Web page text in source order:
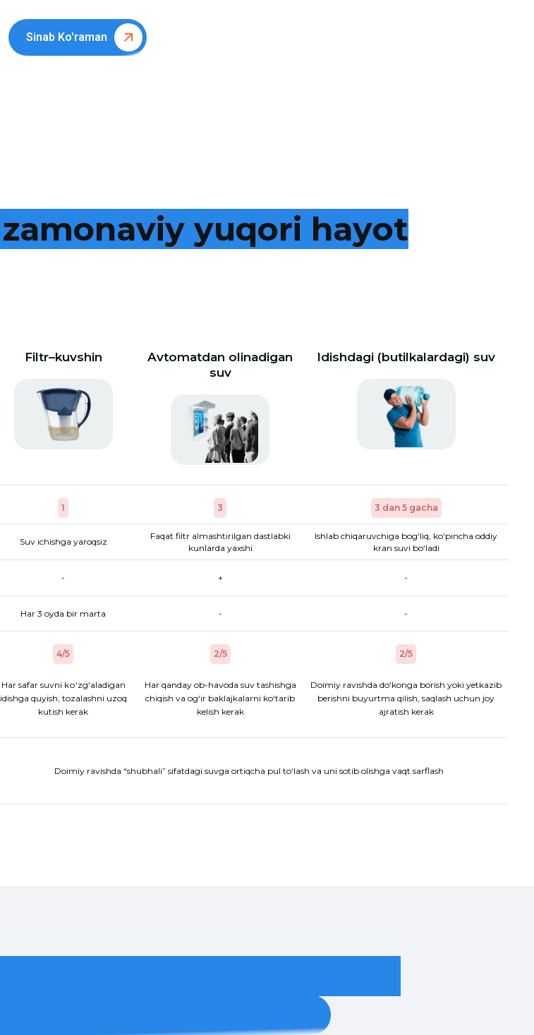
Sinab Ko'raman
zamonaviy yuqori hayot
Filtr–kuvshin
Avtomatdan olinadigan
suv
Idishdagi (butilkalardagi) suv
1 3 3 dan 5 gacha
Suv ichishga yaroqsiz
Faqat filtr almashtirilgan dastlabki
kunlarda yaxshi
Ishlab chiqaruvchiga bog‘liq, ko‘pincha oddiy
kran suvi bo‘ladi
- + -
Har 3 oyda bir marta - -
4/5
Har safar suvni kо‘zg‘aladigan
idishga quyish, tozalashni uzoq
kutish kerak
2/5
Har qanday ob-havoda suv tashishga
chiqish va og‘ir baklajkalarni ko‘tarib
kelish kerak
2/5
Doimiy ravishda do‘konga borish yoki yetkazib
berishni buyurtma qilish, saqlash uchun joy
ajratish kerak
Doimiy ravishda “shubhali” sifatdagi suvga ortiqcha pul to‘lash va uni sotib olishga vaqt sarflash